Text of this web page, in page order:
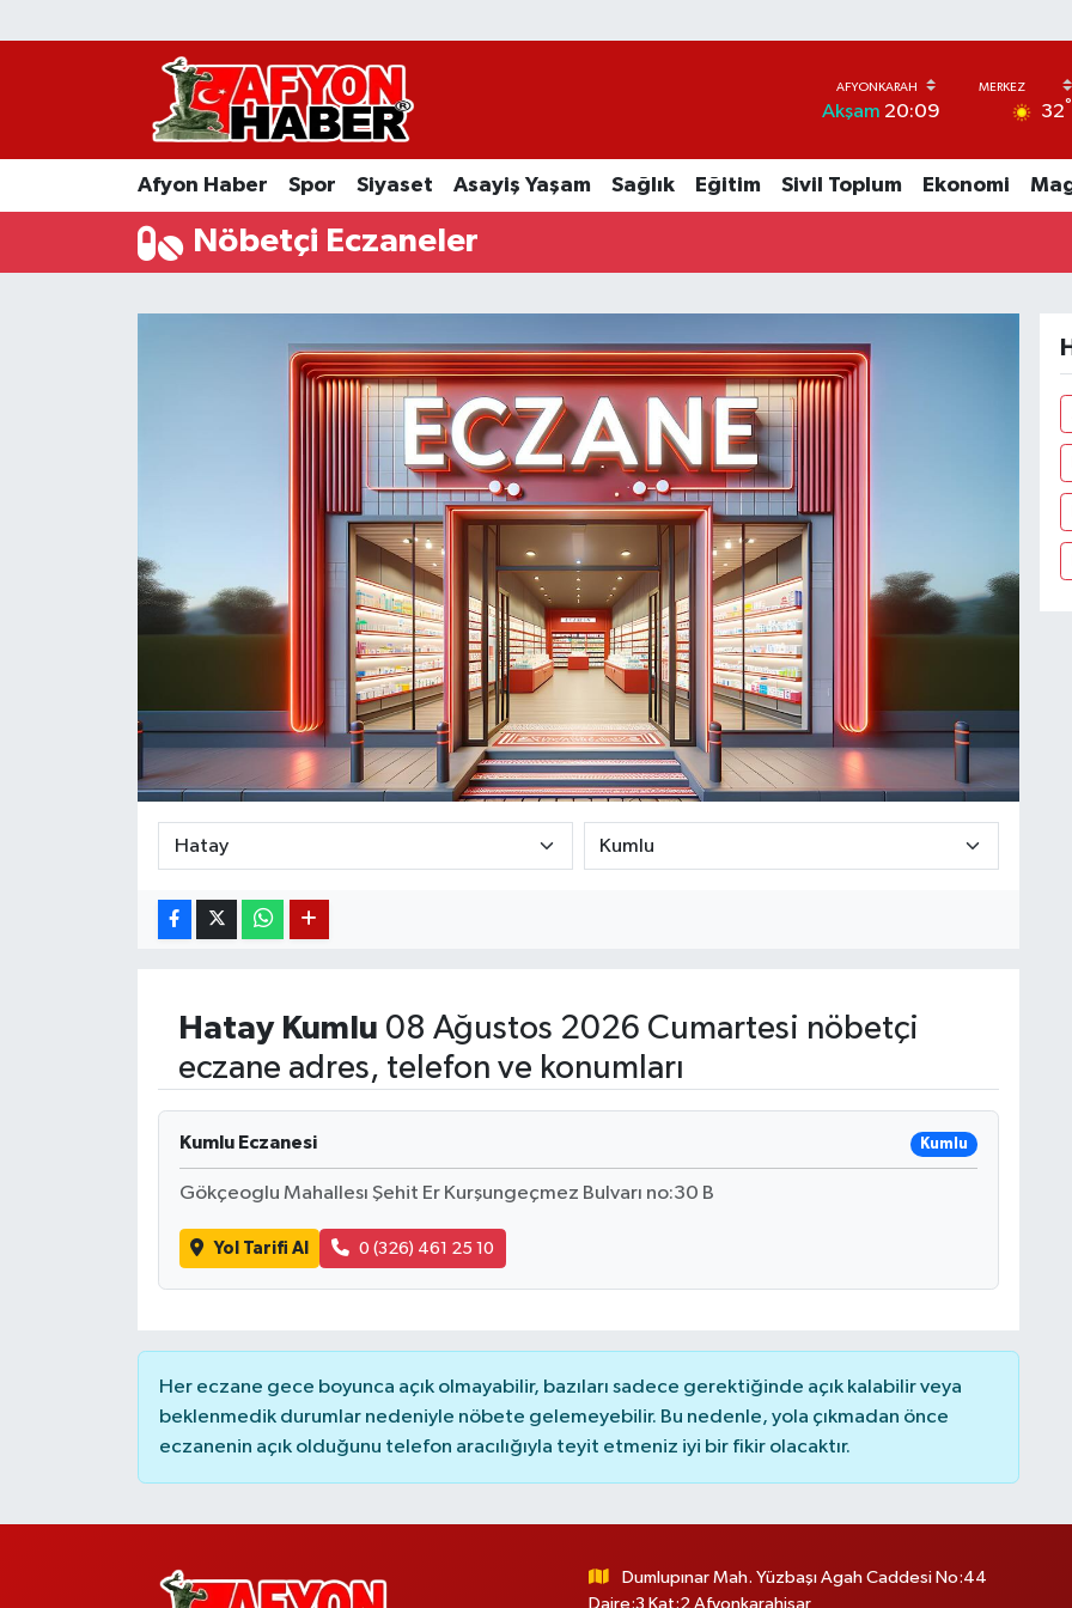
Akşam 20:09 32°
Afyon Haber Spor Siyaset Asayiş Yaşam Sağlık Eğitim Sivil Toplum Ekonomi
Nöbetçi Eczaneler
Hatay Kumlu 08 Ağustos 2026 Cumartesi nöbetçi
eczane adres, telefon ve konumları
Kumlu Eczanesi Kumlu
Gökçeoglu Mahallesı Şehit Er Kurşungeçmez Bulvarı no:30 B
Yol Tarifi Al 0 (326) 461 25 10
Her eczane gece boyunca açık olmayabilir, bazıları sadece gerektiğinde açık kalabilir veya
beklenmedik durumlar nedeniyle nöbete gelemeyebilir. Bu nedenle, yola çıkmadan önce
eczanenin açık olduğunu telefon aracılığıyla teyit etmeniz iyi bir fikir olacaktır.
Dumlupınar Mah. Yüzbaşı Agah Caddesi No:44
Daire:3 Kat:2 Afyonkarahisar
Afyon Haber
Spor
Asayiş Yaşam
Magazin